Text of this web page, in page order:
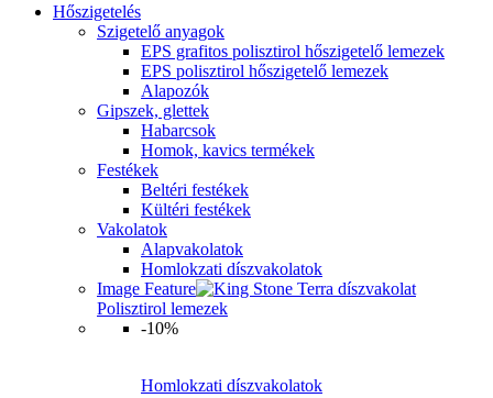
Hőszigetelés
Szigetelő anyagok
EPS grafitos polisztirol hőszigetelő lemezek
EPS polisztirol hőszigetelő lemezek
Alapozók
Gipszek, glettek
Habarcsok
Homok, kavics termékek
Festékek
Beltéri festékek
Kültéri festékek
Vakolatok
Alapvakolatok
Homlokzati díszvakolatok
Image Feature
Polisztirol lemezek
-10%
Homlokzati díszvakolatok